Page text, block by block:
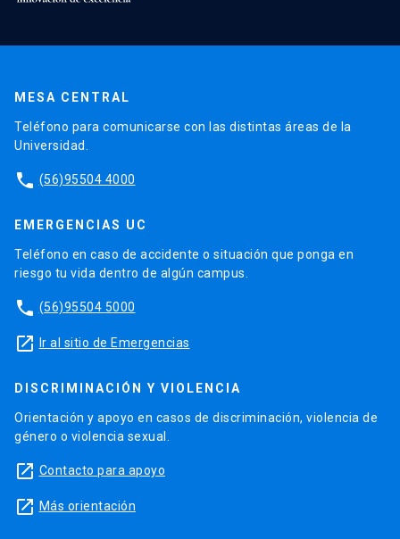
MESA CENTRAL
Teléfono para comunicarse con las distintas áreas de la
Universidad.
phone (56)95504 4000
EMERGENCIAS UC
Teléfono en caso de accidente o situación que ponga en
riesgo tu vida dentro de algún campus.
phone (56)95504 5000
launch Ir al sitio de Emergencias
DISCRIMINACIÓN Y VIOLENCIA
Orientación y apoyo en casos de discriminación, violencia de
género o violencia sexual.
launch Contacto para apoyo
launch Más orientación